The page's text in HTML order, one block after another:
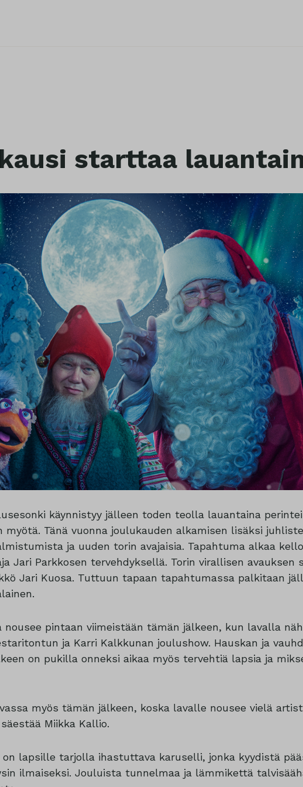
starttaa
käynnistyy jälleen toden teolla lauantaina
myötä. Tänä vuonna joulukauden alkamisen lisäksi
ja uuden torin avajaisia. Tapahtuma alkaa kello
Jari Parkkosen tervehdyksellä. Torin virallisen avauksen
Jari Kuosa. Tuttuun tapaan tapahtumassa palkitaan
pintaan viimeistään tämän jälkeen, kun lavalla
ja Karri Kalkkunan joulushow. Hauskan ja
on pukilla onneksi aikaa myös tervehtiä lapsia ja
myös tämän jälkeen, koska lavalle nousee vielä
Miikka Kallio.
on lapsille tarjolla ihastuttava karuselli, jonka kyydistä
ilmaiseksi. Jouluista tunnelmaa ja lämmikettä